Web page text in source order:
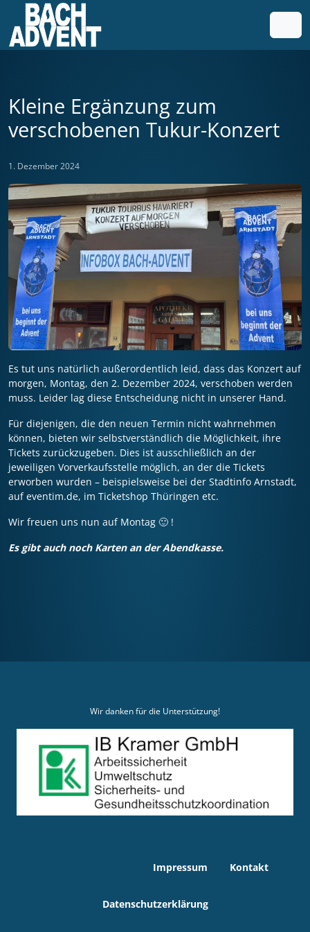
Weiter zum Inhalt
Weiter zum Fuß der Seite
Kleine Ergänzung zum
verschobenen Tukur-Konzert
1. Dezember 2024
Es tut uns natürlich außerordentlich leid, dass das Konzert auf
morgen, Montag, den 2. Dezember 2024, verschoben werden
muss. Leider lag diese Entscheidung nicht in unserer Hand.
Für diejenigen, die den neuen Termin nicht wahrnehmen
können, bieten wir selbstverständlich die Möglichkeit, ihre
Tickets zurückzugeben. Dies ist ausschließlich an der
jeweiligen Vorverkaufsstelle möglich, an der die Tickets
erworben wurden – beispielsweise bei der Stadtinfo Arnstadt,
auf eventim.de, im Ticketshop Thüringen etc.
Wir freuen uns nun auf Montag 🙂 !
Es gibt auch noch Karten an der Abendkasse.
Wir danken für die Unterstützung!
Impressum Kontakt
Datenschutzerklärung